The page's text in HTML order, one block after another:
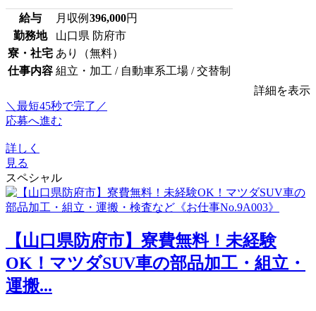
給与 月収例 396,000円
勤務地
山口県 防府市
寮・社宅 あり（無料）
仕事内容 組立・加工 / 自動車系工場 / 交替制
詳細を表示
＼最短45秒で完了／
応募へ進む
詳しく
見る
スペシャル
【山口県防府市】寮費無料！未経験
OK！マツダSUV車の部品加工・組立・
運搬...